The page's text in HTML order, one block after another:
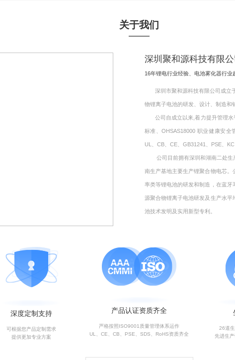
关于我们
深圳聚和源科技有限公
16年锂电行业经验、电池雾化器行
深圳市聚和源科技有限公司成立于
物锂离子电池的研发、设计、制造和
公司自成立以来,着力提升管理水
标准、OHSAS18000 职业健康安
UL、CB、CE、GB31241、PSE、KC
公司目前拥有深圳和湖南二处生产
南生产基地主要生产锂聚合物电芯
率类等锂电池的研发和制造，在蓝
源聚合物锂离子电池研发及生产水
池技术发明及实用新型专利。
深度定制支持
可根据您产品定制需求
提供更加专业方案
产品认证资质齐全
严格按照ISO9001质量管理体系运作
UL、CE、CB、PSE、SDS、RoHS资质齐全
26道
先进生